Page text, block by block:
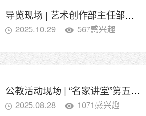
导览现场 | 艺术创作部主任邹时丰 带你看展览
2025.10.29 567感兴趣
公教活动现场 | “名家讲堂”第五期——杨涛：关于书法的问与答
2025.08.28 1071感兴趣